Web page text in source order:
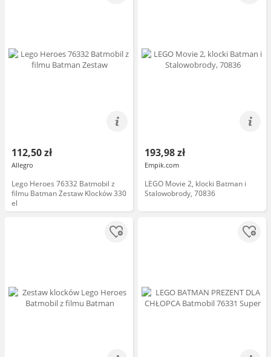
112,50 zł
Allegro
Lego Heroes 76332 Batmobil z
filmu Batman Zestaw Klocków 330
el
193,98 zł
Empik.com
LEGO Movie 2, klocki Batman i
Stalowobrody, 70836